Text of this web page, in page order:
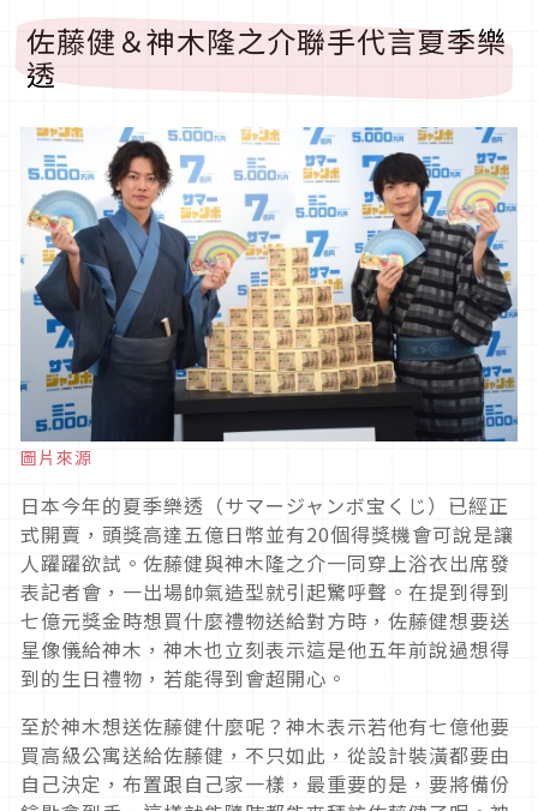
佐藤健＆神木隆之介聯手代言夏季樂
透
圖片來源
日本今年的夏季樂透（サマージャンボ宝くじ）已經正
式開賣，頭獎高達五億日幣並有20個得獎機會可說是讓
人躍躍欲試。佐藤健與神木隆之介一同穿上浴衣出席發
表記者會，一出場帥氣造型就引起驚呼聲。在提到得到
七億元獎金時想買什麼禮物送給對方時，佐藤健想要送
星像儀給神木，神木也立刻表示這是他五年前說過想得
到的生日禮物，若能得到會超開心。
至於神木想送佐藤健什麼呢？神木表示若他有七億他要
買高級公寓送給佐藤健，不只如此，從設計裝潢都要由
自己決定，布置跟自己家一樣，最重要的是，要將備份